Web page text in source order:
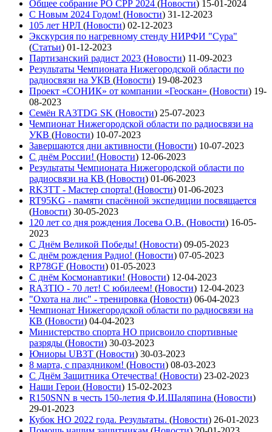
Общее собрание РО СРР 2024 (Новости) 15-01-2024
С Новым 2024 Годом! (Новости) 31-12-2023
105 лет НРЛ (Новости) 02-12-2023
Экскурсия по нагревному стенду НИРФИ "Сура"
(Статьи) 01-12-2023
Партизанский радист 2023 (Новости) 11-09-2023
Результаты Чемпионата Нижегородской области по
радиосвязи на УКВ (Новости) 19-08-2023
Проект «СОНИК» от компании «Геоскан» (Новости) 19-
08-2023
Семён RA3TDG SK (Новости) 25-07-2023
Чемпионат Нижегородской области по радиосвязи на
УКВ (Новости) 10-07-2023
Завершаются дни активности (Новости) 10-07-2023
С днём России! (Новости) 12-06-2023
Результаты Чемпионата Нижегородской области по
радиосвязи на КВ (Новости) 01-06-2023
RK3TT - Мастер спорта! (Новости) 01-06-2023
RT95KG - памяти спасённой экспедиции посвящается
(Новости) 30-05-2023
120 лет со дня рождения Лосева О.В. (Новости) 16-05-
2023
С Днём Великой Победы! (Новости) 09-05-2023
С днём рождения Радио! (Новости) 07-05-2023
RP78GF (Новости) 01-05-2023
С днём Космонавтики! (Новости) 12-04-2023
RA3TIO - 70 лет! С юбилеем! (Новости) 12-04-2023
"Охота на лис" - тренировка (Новости) 06-04-2023
Чемпионат Нижегородской области по радиосвязи на
КВ (Новости) 04-04-2023
Министерство спорта НО присвоило спортивные
разряды (Новости) 30-03-2023
Юниоры UB3T (Новости) 30-03-2023
8 марта, с праздником! (Новости) 08-03-2023
С Днём Защитника Отечества! (Новости) 23-02-2023
Наши Герои (Новости) 15-02-2023
R150SNN в честь 150-летия Ф.И.Шаляпина (Новости)
29-01-2023
Кубок НО 2022 года. Результаты. (Новости) 26-01-2023